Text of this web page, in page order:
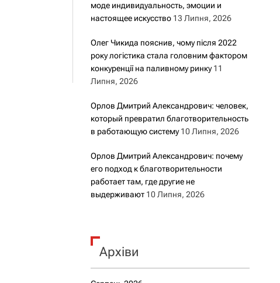
моде индивидуальность, эмоции и
настоящее искусство 13 Липня, 2026
Олег Чикида пояснив, чому після 2022
року логістика стала головним фактором
конкуренції на паливному ринку 11
Липня, 2026
Орлов Дмитрий Александрович: человек,
который превратил благотворительность
в работающую систему 10 Липня, 2026
Орлов Дмитрий Александрович: почему
его подход к благотворительности
работает там, где другие не
выдерживают 10 Липня, 2026
Архіви